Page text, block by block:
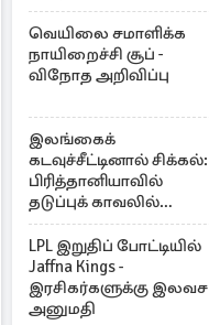
வெயிலை சமாளிக்க
நாயிறைச்சி சூப் -
விநோத அறிவிப்பு
இலங்கைக்
கடவுச்சீட்டினால் சிக்கல்:
பிரித்தானியாவில்
தடுப்புக் காவலில்
முன்னாள் எம்.பி!
LPL இறுதிப் போட்டியில்
Jaffna Kings -
இரசிகர்களுக்கு இலவச
அனுமதி